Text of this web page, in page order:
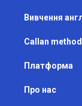
Вивчення
Callan method
Платформа
Про нас